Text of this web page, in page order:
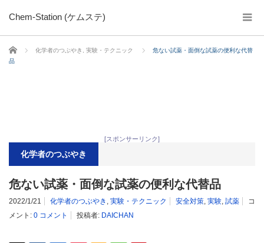
Chem-Station (ケムステ)
ホーム 化学者のつぶやき 実験・テクニック
危ない試薬・面倒な試薬の便利な代替
品
[スポンサーリンク]
化学者のつぶやき
危ない試薬・面倒な試薬の便利な代替品
2022/1/21 化学者のつぶやき , 実験・テクニック 安全対策, 実験, 試薬
コ
メント: 0 コメント 投稿者: DAICHAN